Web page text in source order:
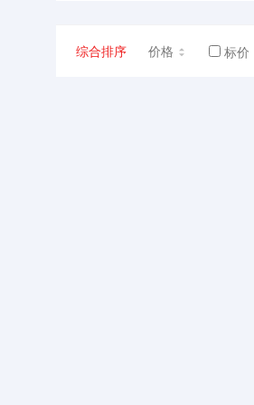
综合排序 价格 标价